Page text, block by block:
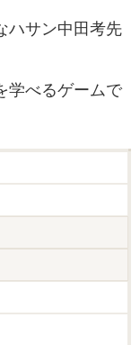
ハサン中田考先
学べるゲームで